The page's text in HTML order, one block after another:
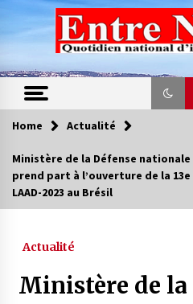
content
Contes de chez
Quand la mère
4 ans ago
Home Actualité
Ministère de la Défense nationale
prend part à l’ouverture de la
LAAD-2023 au Brésil
Actualité
Ministère de la